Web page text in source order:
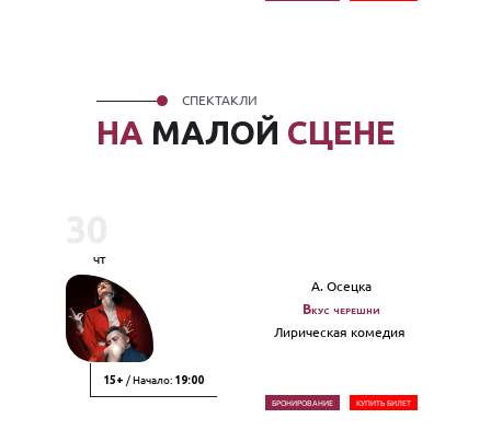
НА МАЛОЙ СЦЕНЕ
СПЕКТАКЛИ
чт
15+ / Начало: 19:00
А. Осецка
Вкус черешни
Лирическая комедия
БРОНИРОВАНИЕ КУПИТЬ БИЛЕТ